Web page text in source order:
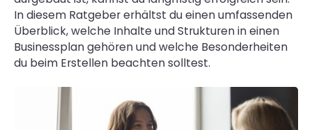
In diesem Ratgeber erhältst du einen umfassenden
Überblick, welche Inhalte und Strukturen in einen
Businessplan gehören und welche Besonderheiten
du beim Erstellen beachten solltest.